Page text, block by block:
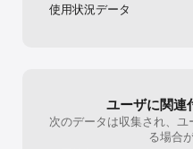
使用状況データ
ユーザに関連
次のデータは収集され、
る場合